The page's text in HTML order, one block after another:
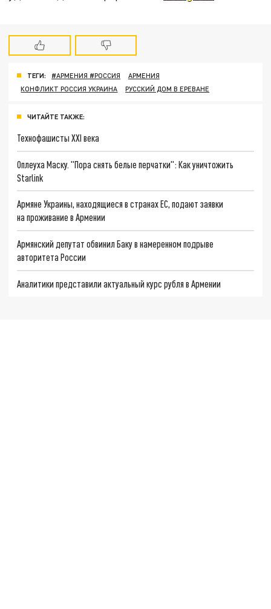
ТЕГИ: #АРМЕНИЯ #РОССИЯ
АРМЕНИЯ
КОНФЛИКТ РОССИЯ УКРАИНА
РУССКИЙ ДОМ В ЕРЕВАНЕ
ЧИТАЙТЕ ТАКЖЕ:
Технофашисты XXI века
Оплеуха Маску. "Пора снять белые перчатки": Как уничтожить
Starlink
Армяне Украины, находящиеся в странах ЕС, подают заявки
на проживание в Армении
Армянский депутат обвинил Баку в намеренном подрыве
авторитета России
Аналитики представили актуальный курс рубля в Армении